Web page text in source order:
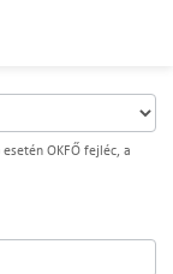
OKFŐ fejléc, a